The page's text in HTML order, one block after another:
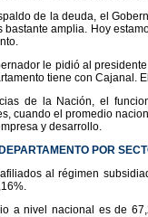
de la deuda, el
bastante amplia. Hoy
le pidió al
tiene con Cajanal.
de la Nación, el
cuando el promedio
y desarrollo.
POR
al régimen
a nivel nacional es de